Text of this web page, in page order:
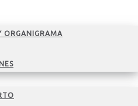
ORGANIGRAMA